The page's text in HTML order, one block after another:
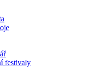
festivaly